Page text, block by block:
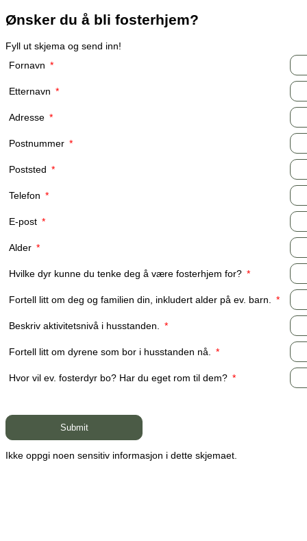
Ønsker du å bli fosterhjem?
Fyll ut skjema og send inn!
Fornavn *
Etternavn *
Adresse *
Postnummer *
Poststed *
Telefon *
E-post *
Alder *
Hvilke dyr kunne du tenke deg å være fosterhjem for? *
Fortell litt om deg og familien din, inkludert alder på ev. barn. *
Beskriv aktivitetsnivå i husstanden. *
Fortell litt om dyrene som bor i husstanden nå. *
Hvor vil ev. fosterdyr bo? Har du eget rom til dem? *
Ikke oppgi noen sensitiv informasjon i dette skjemaet.